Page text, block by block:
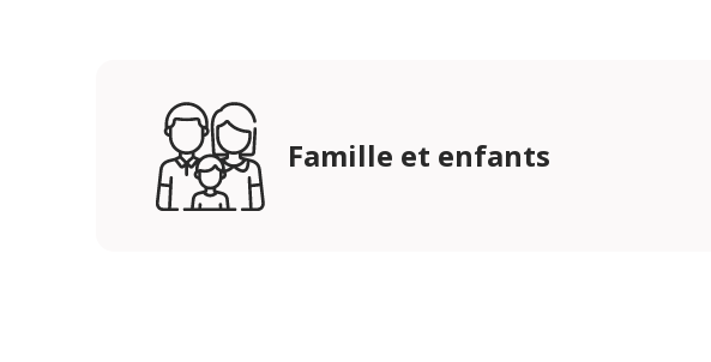
Famille et enfants